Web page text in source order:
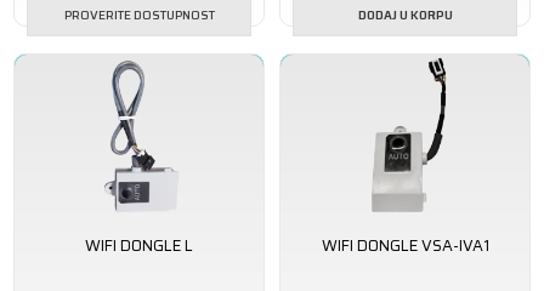
PROVERITE DOSTUPNOST DODAJ U KORPU
WIFI DONGLE L WIFI DONGLE VSA-IVA1